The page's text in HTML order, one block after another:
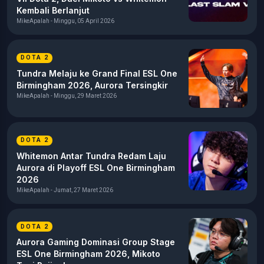
Kembali Berlanjut
MikeApalah - Minggu, 05 April 2026
DOTA 2
Tundra Melaju ke Grand Final ESL One
Birmingham 2026, Aurora Tersingkir
MikeApalah - Minggu, 29 Maret 2026
DOTA 2
Whitemon Antar Tundra Redam Laju
Aurora di Playoff ESL One Birmingham
2026
MikeApalah - Jumat, 27 Maret 2026
DOTA 2
Aurora Gaming Dominasi Group Stage
ESL One Birmingham 2026, Mikoto